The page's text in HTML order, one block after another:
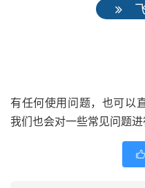
有任何使用问题，也可以
我们也会对一些常见问题进
